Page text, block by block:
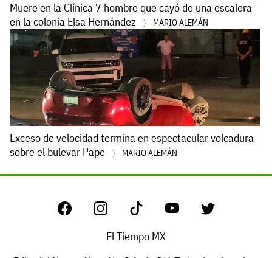
Muere en la Clínica 7 hombre que cayó de una escalera
en la colonia Elsa Hernández
MARIO ALEMÁN
Exceso de velocidad termina en espectacular volcadura
sobre el bulevar Pape
MARIO ALEMÁN
El Tiempo MX